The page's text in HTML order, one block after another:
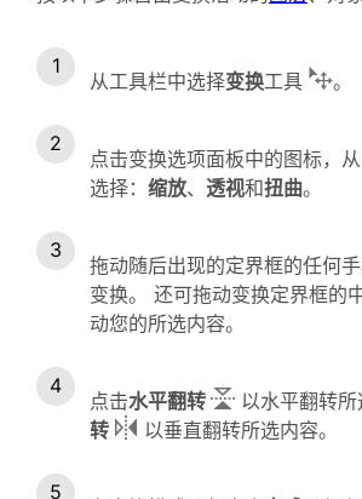
从工具栏中选择变换工具 。
点击变换选项面板中的图标，
选择： 缩放、 透视和扭曲。
拖动随后出现的定界框的任何
变换。 还可拖动变换定界框的
动您的所选内容。
点击水平翻转 以水平翻转
转
以垂直翻转所选内容。